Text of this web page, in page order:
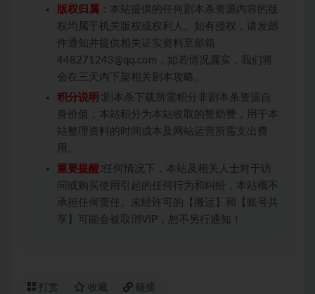
版权归属 ：本站提供的任何剧本杀资源内容的版
权均属于机关版权或权利人。如有侵权，请发邮
件通知并提供相关证实资料至邮箱
448271243@qq.com，如若情况属实，我们将
会在三天内下架相关剧本攻略。
积分说明 ∶剧本杀下载所需积分非剧本杀资源自
身价值，本站积分为本站收取的赞助费，用于本
站整理资料的时间成本及网站运营所需支出费
用。
重要提醒 ∶任何情况下，本站及相关人士对于访
问或购买使用引起的任何行为和纠纷，本站概不
承担任何责任。未经许可的【搬运】和【账号共
享】可能会被取消VIP，恕不另行通知！
打赏 收藏 链接